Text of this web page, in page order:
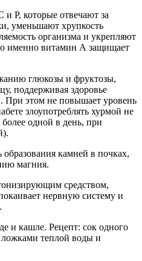
P, которые отвечают за
уменьшают хрупкость
организма и укрепляют
именно витамин А защищает
глюкозы и фруктозы,
поддерживая здоровье
При этом не повышает уровень
злоупотреблять хурмой не
одной в день, при
камней в почках,
магния.
средством,
нервную систему и
и кашле. Рецепт: сок одного
ложками теплой воды и